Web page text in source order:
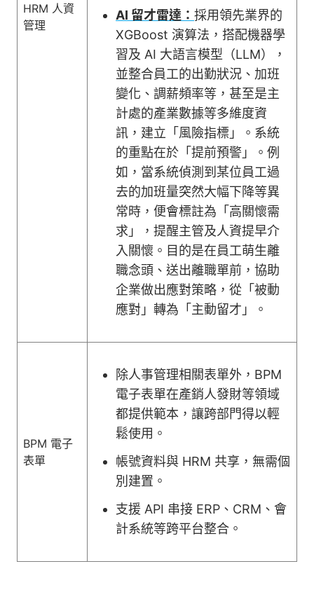
HRM 人資
管理
AI 留才雷達： 採用領先業界的
XGBoost 演算法，搭配機器學
習及 AI 大語言模型（LLM），
並整合員工的出勤狀況、加班
變化、調薪頻率等，甚至是主
計處的產業數據等多維度資
訊，建立「風險指標」。系統
的重點在於「提前預警」。例
如，當系統偵測到某位員工過
去的加班量突然大幅下降等異
常時，便會標註為「高關懷需
求」，提醒主管及人資提早介
入關懷。目的是在員工萌生離
職念頭、送出離職單前，協助
企業做出應對策略，從「被動
應對」轉為「主動留才」。
BPM 電子
表單
除人事管理相關表單外，BPM
電子表單在產銷人發財等領域
都提供範本，讓跨部門得以輕
鬆使用。
帳號資料與 HRM 共享，無需個
別建置。
支援 API 串接 ERP、CRM、會
計系統等跨平台整合。